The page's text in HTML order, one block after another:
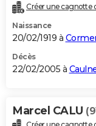
Créer une cagnotte
Naissance
20/02/1919 à
Décès
22/02/2005 à
Marcel CALU